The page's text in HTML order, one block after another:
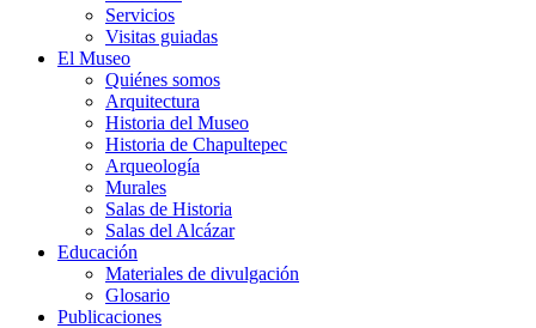
Servicios
Visitas guiadas
El Museo
Quiénes somos
Arquitectura
Historia del Museo
Historia de Chapultepec
Arqueología
Murales
Salas de Historia
Salas del Alcázar
Educación
Materiales de divulgación
Glosario
Publicaciones